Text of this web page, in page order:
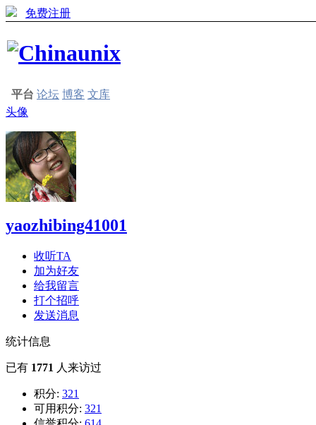
免费注册
平台 论坛 博客 文库
头像
yaozhibing41001
收听TA
加为好友
给我留言
打个招呼
发送消息
统计信息
已有 1771 人来访过
积分: 321
可用积分: 321